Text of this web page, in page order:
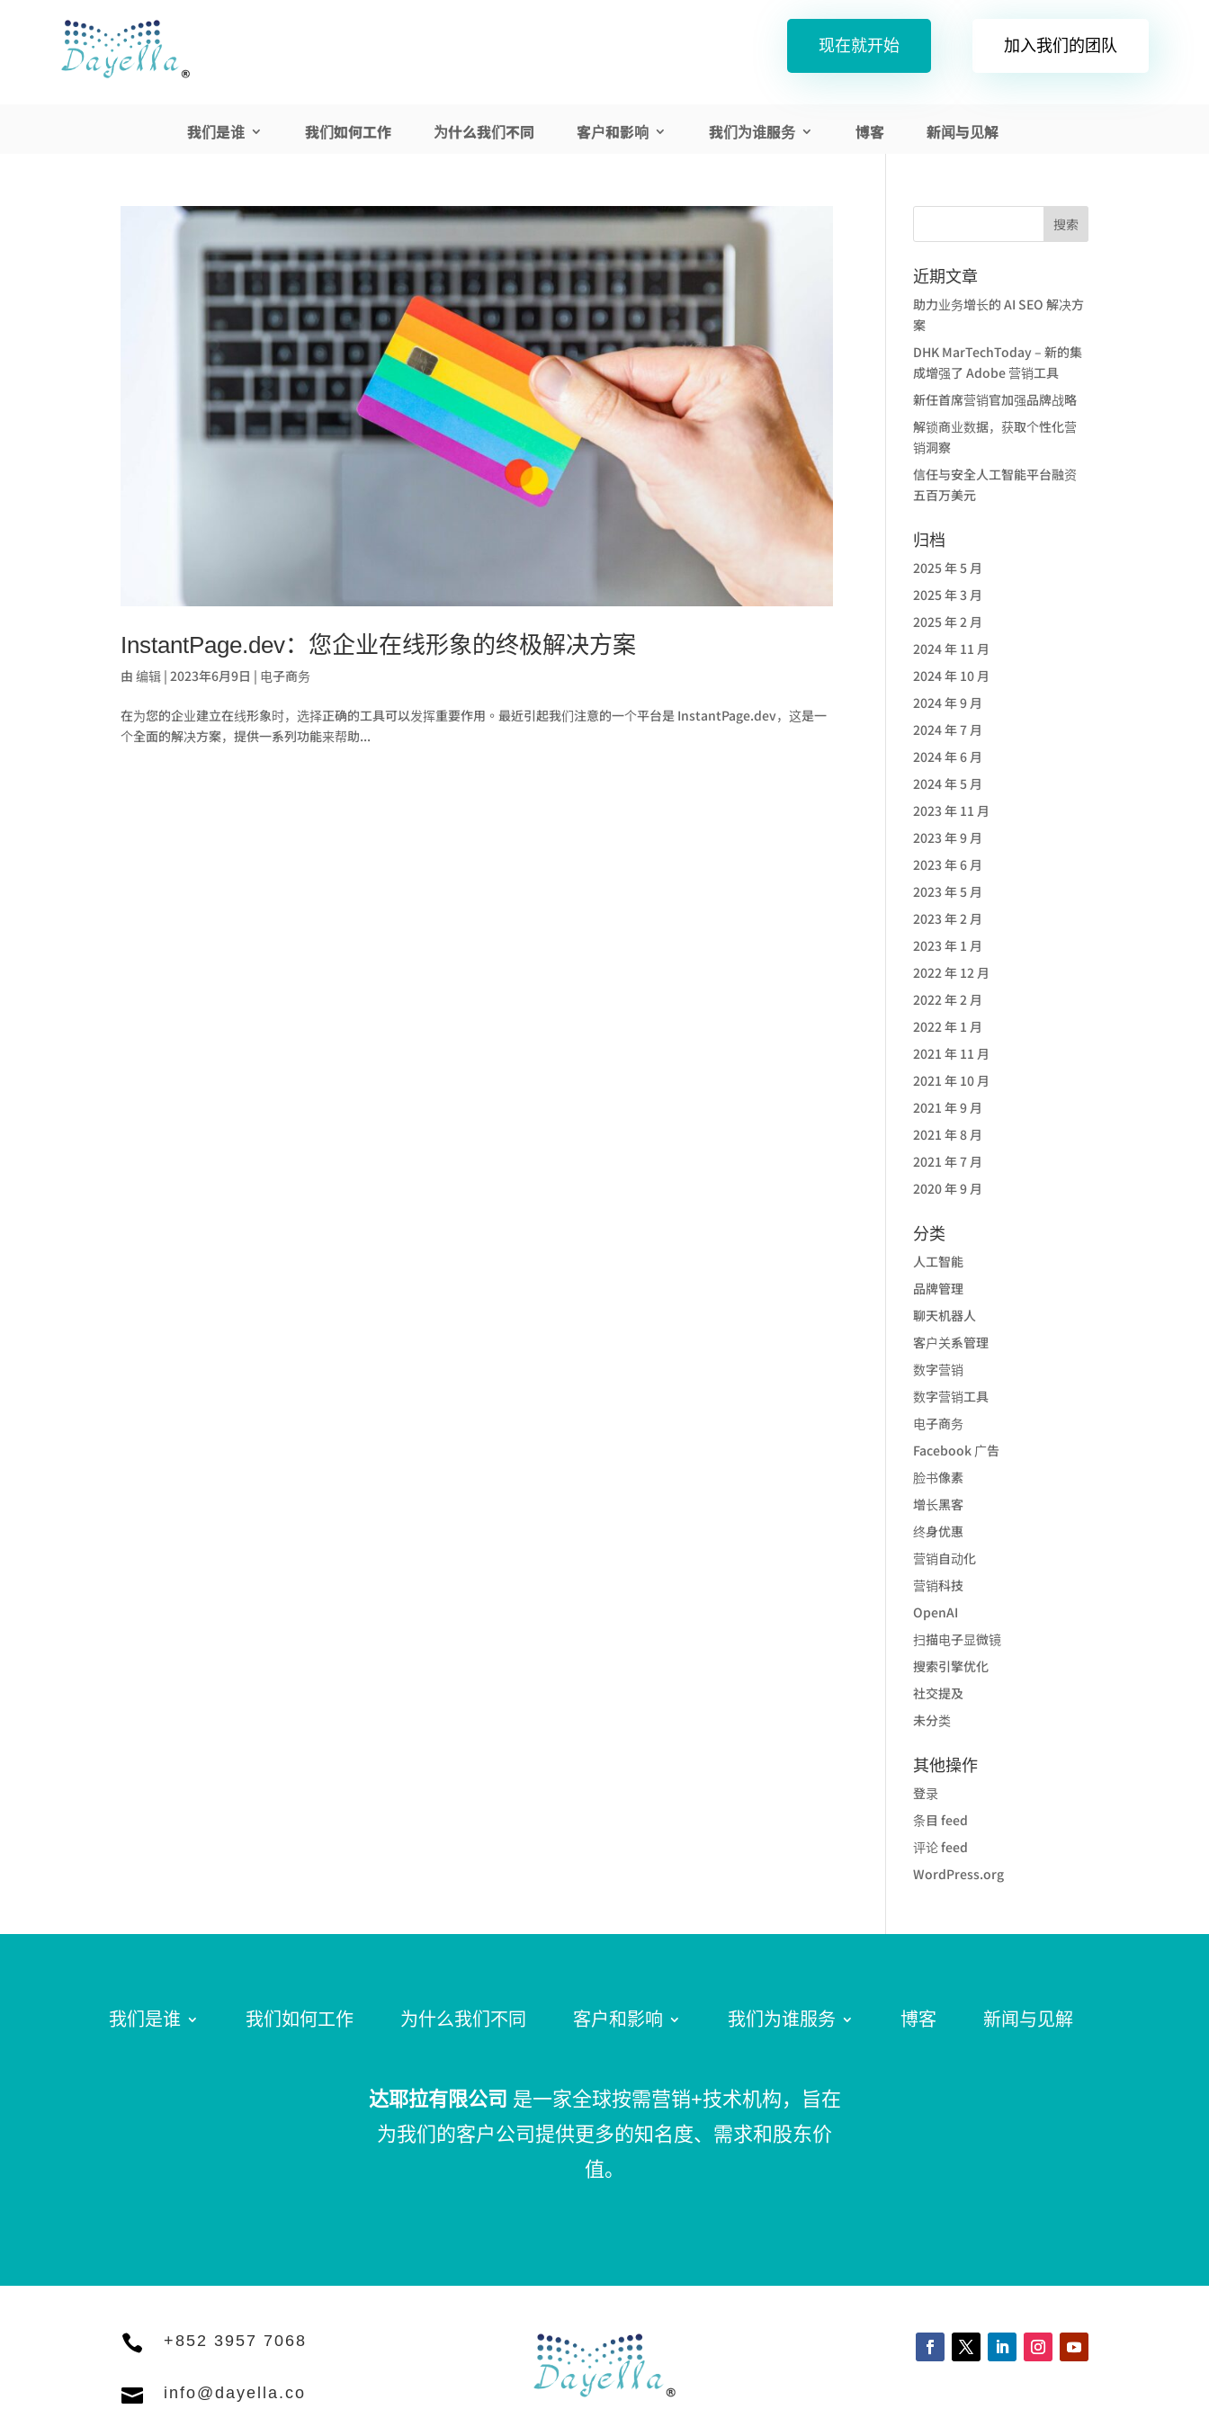
现在就开始 加入我们的团队
我们是谁 我们如何工作 为什么我们不同 客户和影响 我们为谁服务 博客 新闻与见解
InstantPage.dev：您企业在线形象的终极解决方案
由编辑 | 2023年6月9日 | 电子商务
在为您的企业建立在线形象时，选择正确的工具可以发挥重要作用。最近引起我们注意的一个平台是 InstantPage.dev，这是一
个全面的解决方案，提供一系列功能来帮助...
近期文章
助力业务增长的 AI SEO 解决方
案
DHK MarTechToday – 新的集
成增强了 Adobe 营销工具
新任首席营销官加强品牌战略
解锁商业数据，获取个性化营
销洞察
信任与安全人工智能平台融资
五百万美元
归档
2025 年 5 月
2025 年 3 月
2025 年 2 月
2024 年 11 月
2024 年 10 月
2024 年 9 月
2024 年 7 月
2024 年 6 月
2024 年 5 月
2023 年 11 月
2023 年 9 月
2023 年 6 月
2023 年 5 月
2023 年 2 月
2023 年 1 月
2022 年 12 月
2022 年 2 月
2022 年 1 月
2021 年 11 月
2021 年 10 月
2021 年 9 月
2021 年 8 月
2021 年 7 月
2020 年 9 月
分类
人工智能
品牌管理
聊天机器人
客户关系管理
数字营销
数字营销工具
电子商务
Facebook 广告
脸书像素
增长黑客
终身优惠
营销自动化
营销科技
OpenAI
扫描电子显微镜
搜索引擎优化
社交提及
未分类
其他操作
登录
条目 feed
评论 feed
WordPress.org
我们是谁 我们如何工作 为什么我们不同 客户和影响 我们为谁服务 博客 新闻与见解
达耶拉有限公司 是一家全球按需营销+技术机构，旨在
为我们的客户公司提供更多的知名度、需求和股东价
值。
 +852 3957 7068
 info@dayella.co